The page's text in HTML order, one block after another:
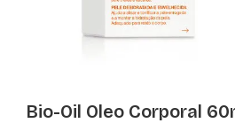
Bio-Oil Oleo Corporal